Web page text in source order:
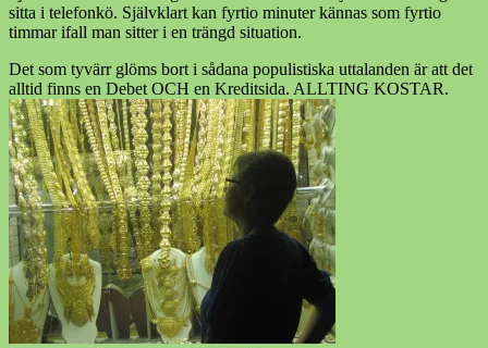
sitta i telefonkö. Självklart kan fyrtio minuter kännas som fyrtio
timmar ifall man sitter i en trängd situation.
Det som tyvärr glöms bort i sådana populistiska uttalanden är att det
alltid finns en Debet OCH en Kreditsida. ALLTING KOSTAR.